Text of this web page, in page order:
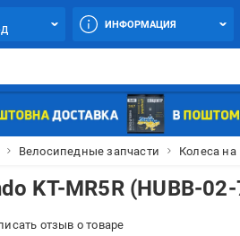
Д
ИНФОРМАЦИЯ
Велосипедные запчасти Колеса на
KT-MR5R (HUBB-
отзыв о товаре